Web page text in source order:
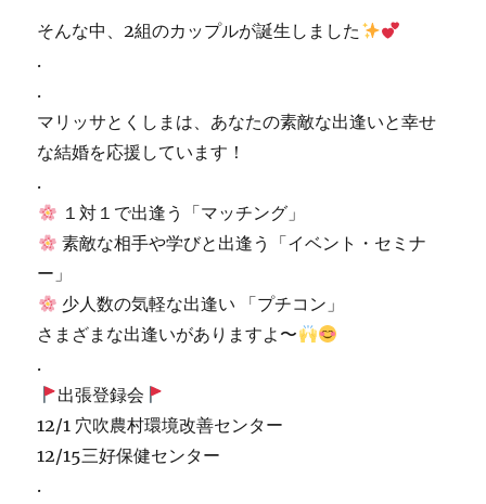
そんな中、2組のカップルが誕生しました
.
.
マリッサとくしまは、あなたの素敵な出逢いと幸せ
な結婚を応援しています！
.
１対１で出逢う「マッチング」
素敵な相手や学びと出逢う「イベント・セミナ
ー」
少人数の気軽な出逢い 「プチコン」
さまざまな出逢いがありますよ〜
.
出張登録会
12/1 穴吹農村環境改善センター
12/15三好保健センター
.